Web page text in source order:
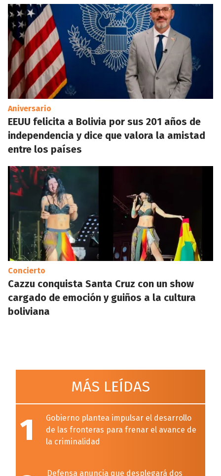
Aniversario
EEUU felicita a Bolivia por sus 201 años de
independencia y dice que valora la amistad
entre los países
Concierto
Cazzu conquista Santa Cruz con un show
cargado de emoción y guiños a la cultura
boliviana
MÁS LEÍDAS
1
Gobierno plantea impulsar el desarrollo
de las fronteras para frenar el avance de
la criminalidad
Defensa anuncia que desplegará dos